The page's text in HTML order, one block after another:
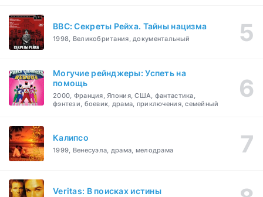
BBC: Секреты Рейха. Тайны нацизма
1998, Великобритания, документальный
Могучие рейнджеры: Успеть на
помощь
2000, Франция, Япония, США, фантастика,
фэнтези, боевик, драма, приключения, семейный
Калипсо
1999, Венесуэла, драма, мелодрама
Veritas: В поисках истины